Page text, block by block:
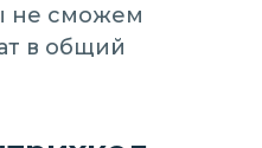
не сможем
в общий